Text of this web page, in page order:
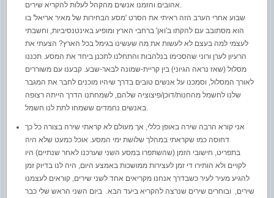
אהובים והזמנו אנשים מהקהל לעלות להקריא שירים.
שבוע אחרי הערב הזה ראיתי את הסרט 'מסע הבחירות של מאיר אריאל' בו
הוא מסתובב עם להקתו ב'ואן' ברחבי הארץ ומופיע באינטנסיביות, וחשבתי
לעצמי למה בעצם לא לעשות את מה שעשינו בגימל בכל הארץ? הצעתי את
הרעיון לערן ורוני שהסכימו בנלהבות והתחלנו לתכנן ביחד את המסע. תכננו
מסלול (שאז נראה הגיוני) בין קריית-שמונה לבאר-שבע. קבענו עם משוררים
לאורך המסלול, וסמכנו על אנשים טובים בדרך שיהיו מוכנים לחבר את המגבר
שלנו לחשמל מהחנות/דוכן/פיצוציה שלהם, לשמחתנו הדרך הייתה רצופה
באנשים נחמדים ששמחו לתת לנו חשמל.
אני קורא הרבה שירה באופן כללי, אך מעולם לא קראתי שירה בצורה כל כך
דחוסה כמו שקראתי במהלך שלושת ימי המסע. אוכל כמעט שלא היה
בתפריט, חישובי הזמן (שהשתפרו במסע השני שערכנו לאחר שנתיים) היו
לקויים ולא הותירו די זמן לעצירות ממושכות באמצע היום, היה לנו בדיוק זמן
להגיע מעיר לעיר כשבדרך אנחנו מקריאים אחד לשני שירים, קוראים לעצמנו
שירים, ובוחרים שירים שנרצה להקריא ביעד הבא. ביום השני הראש שלי כבר